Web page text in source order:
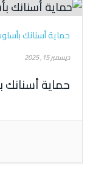
حماية أسنانك
ديسمبر 15, 2025
حماية